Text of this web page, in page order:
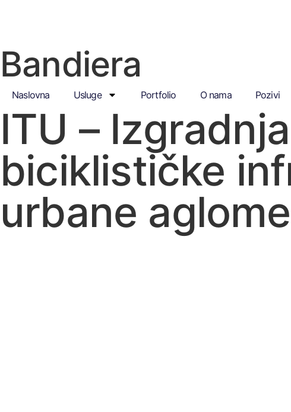
Bandiera
Naslovna Usluge Portfolio O nama Pozivi
ITU –
biciklističke
urbane